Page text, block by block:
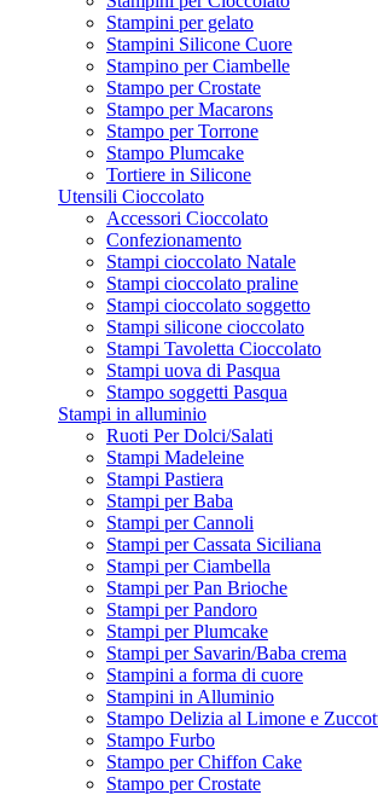
Stampini per gelato
Stampini Silicone Cuore
Stampino per Ciambelle
Stampo per Crostate
Stampo per Macarons
Stampo per Torrone
Stampo Plumcake
Tortiere in Silicone
Utensili Cioccolato
Accessori Cioccolato
Confezionamento
Stampi cioccolato Natale
Stampi cioccolato praline
Stampi cioccolato soggetto
Stampi silicone cioccolato
Stampi Tavoletta Cioccolato
Stampi uova di Pasqua
Stampo soggetti Pasqua
Stampi in alluminio
Ruoti Per Dolci/Salati
Stampi Madeleine
Stampi Pastiera
Stampi per Baba
Stampi per Cannoli
Stampi per Cassata Siciliana
Stampi per Ciambella
Stampi per Pan Brioche
Stampi per Pandoro
Stampi per Plumcake
Stampi per Savarin/Baba crema
Stampini a forma di cuore
Stampini in Alluminio
Stampo Delizia al Limone e
Stampo Furbo
Stampo per Chiffon Cake
Stampo per Crostate